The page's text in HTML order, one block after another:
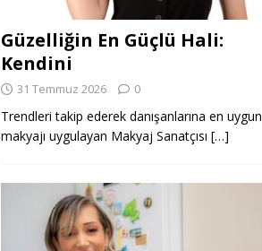
Güzelliğin En Güçlü Hali:
Kendini
31 Temmuz 2026 0
Trendleri takip ederek danışanlarına en uygun
makyajı uygulayan Makyaj Sanatçısı […]